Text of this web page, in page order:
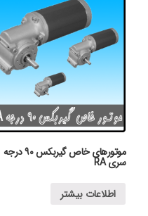
موتورهای خاص گیربکس ۹۰ درجه
سری RA
اطلاعات بیشتر